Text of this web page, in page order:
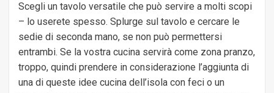
Scegli un tavolo versatile che può servire a molti scopi
– lo userete spesso. Splurge sul tavolo e cercare le
sedie di seconda mano, se non può permettersi
entrambi. Se la vostra cucina servirà come zona pranzo,
troppo, quindi prendere in considerazione l’aggiunta di
una di queste idee cucina dell’isola con feci o un